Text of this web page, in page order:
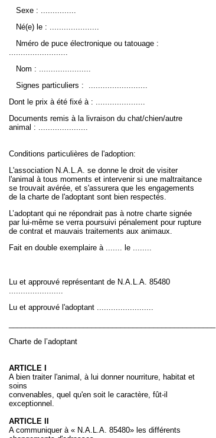
Sexe :
Né(e) le : .....................
Nméro de puce électronique ou tatouage :
Nom : ......................
Signes particuliers : .........................
Dont le prix à été fixé à : .....................
Documents remis à la livraison du chat/chien/autre
animal :
Conditions particulières de l'adoption:
L'association N.A.L.A. se donne le droit de visiter
l'animal à tous moments et intervenir si une maltraitance
se trouvait avérée, et s'assurera que les engagements
de la charte de l'adoptant sont bien respectés.
L’adoptant qui ne répondrait pas à notre charte signée
par lui-même se verra poursuivi pénalement pour rupture
de contrat et mauvais traitements aux animaux.
Fait en double exemplaire à
le
Lu et approuvé représentant de N.A.L.A. 85480
Lu et approuvé l'adoptant
Charte de l’adoptant
ARTICLE I
A bien traiter l'animal, à lui donner nourriture, habitat et
soins
convenables, quel qu'en soit le caractère, fût-il
exceptionnel.
ARTICLE II
A communiquer à « N.A.L.A. 85480» les différents